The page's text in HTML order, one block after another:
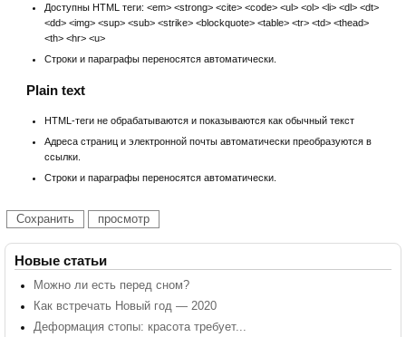
Доступны HTML теги: <em> <strong> <cite> <code> <ul> <ol> <li> <dl> <dt>
<dd> <img> <sup> <sub> <strike> <blockquote> <table> <tr> <td> <thead>
<th> <hr> <u>
Строки и параграфы переносятся автоматически.
Plain text
HTML-теги не обрабатываются и показываются как обычный текст
Адреса страниц и электронной почты автоматически преобразуются в
ссылки.
Строки и параграфы переносятся автоматически.
Новые статьи
Можно ли есть перед сном?
Как встречать Новый год — 2020
Деформация стопы: красота требует...